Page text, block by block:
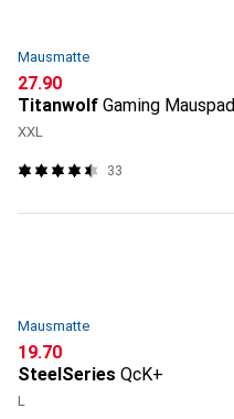
Mausmatte
CHF
27.90
Titanwolf Gaming Mauspad
XXL
33
Mausmatte
CHF
19.70
SteelSeries QcK+
L